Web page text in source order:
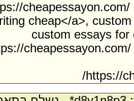
cheap</a>,
custom essays
https://